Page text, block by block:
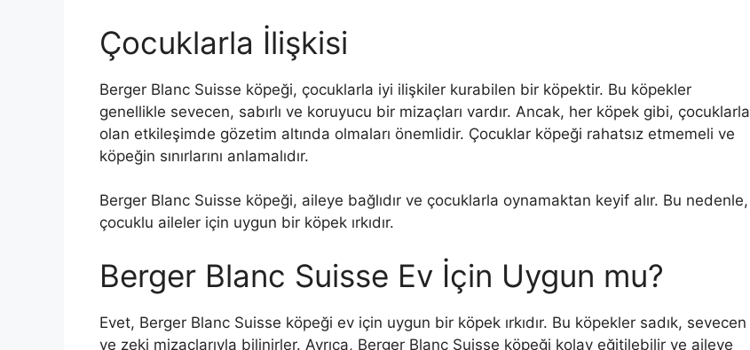
Çocuklarla İlişkisi
Berger Blanc Suisse köpeği, çocuklarla iyi ilişkiler kurabilen bir köpektir. Bu köpekler
genellikle sevecen, sabırlı ve koruyucu bir mizaçları vardır. Ancak, her köpek gibi, çocuklarla
olan etkileşimde gözetim altında olmaları önemlidir. Çocuklar köpeği rahatsız etmemeli ve
köpeğin sınırlarını anlamalıdır.
Berger Blanc Suisse köpeği, aileye bağlıdır ve çocuklarla oynamaktan keyif alır. Bu nedenle,
çocuklu aileler için uygun bir köpek ırkıdır.
Berger Blanc Suisse Ev İçin Uygun mu?
Evet, Berger Blanc Suisse köpeği ev için uygun bir köpek ırkıdır. Bu köpekler sadık, sevecen
ve zeki mizaçlarıyla bilinirler. Ayrıca, Berger Blanc Suisse köpeği kolay eğitilebilir ve aileye